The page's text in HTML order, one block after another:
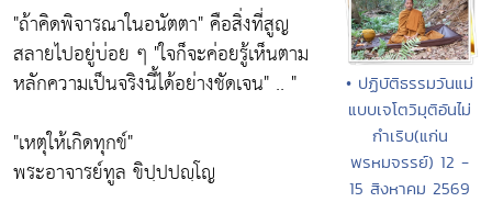
"ถ้าคิดพิจารณาในอนัตตา"คือสิ่งที่สูญ
สลายไปอยู่บ่อย ๆ "ใจก็จะค่อยรู้เห็นตาม
หลักความเป็นจริงนี้ได้อย่างชัดเจน" .. "
"เหตุให้เกิดทุกข์"
พระอาจารย์ทูล ขิปฺปปญฺโญ
• ปฏิบัติธรรมวันแม่
แบบเจโตวิมุติอันไม่
กำเริบ(แก่น
พรหมจรรย์) 12 -
15 สิงหาคม 2569